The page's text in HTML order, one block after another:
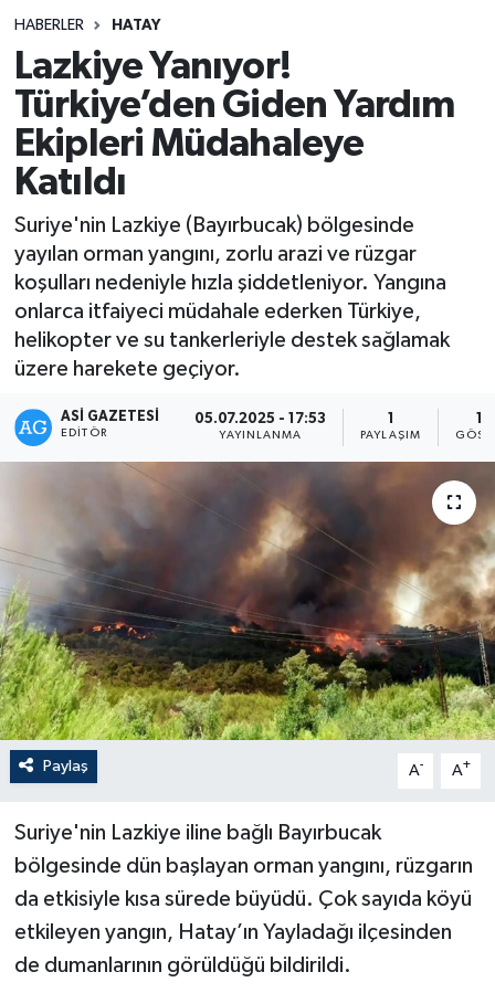
HABERLER HATAY
Lazkiye Yanıyor!
Türkiye’den Giden Yardım
Ekipleri Müdahaleye
Katıldı
Suriye'nin Lazkiye (Bayırbucak) bölgesinde
yayılan orman yangını, zorlu arazi ve rüzgar
koşulları nedeniyle hızla şiddetleniyor. Yangına
onlarca itfaiyeci müdahale ederken Türkiye,
helikopter ve su tankerleriyle destek sağlamak
üzere harekete geçiyor.
ASI GAZETESI
EDITÖR
05.07.2025 - 17:53
YAYINLANMA PAYLAŞIM
Paylaş A- A+
Suriye'nin Lazkiye iline bağlı Bayırbucak
bölgesinde dün başlayan orman yangını, rüzgarın
da etkisiyle kısa sürede büyüdü. Çok sayıda köyü
etkileyen yangın, Hatay’ın Yayladağı ilçesinden
de dumanlarının görüldüğü bildirildi.